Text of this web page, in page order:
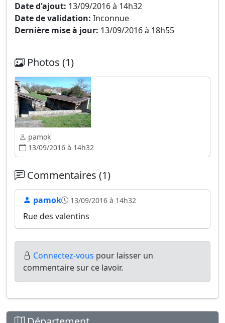
Date d'ajout: 13/09/2016 à 14h32
Date de validation: Inconnue
Dernière mise à jour: 13/09/2016 à 18h55
Photos (1)
pamok
13/09/2016 à 14h32
Commentaires (1)
pamok 13/09/2016 à 14h32
Rue des valentins
Connectez-vous pour laisser un
commentaire sur ce lavoir.